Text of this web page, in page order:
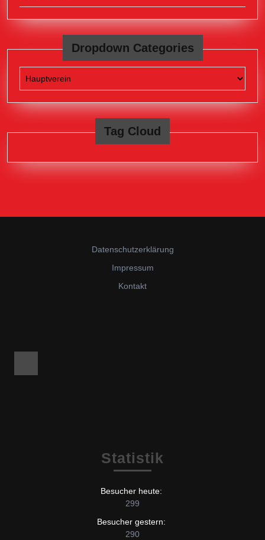
Dropdown Categories
Tag Cloud
Datenschutzerklärung
Impressum
Kontakt
Statistik
Besucher heute:
299
Besucher gestern:
290